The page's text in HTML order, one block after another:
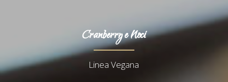
Cranberry e Noci
Linea Vegana